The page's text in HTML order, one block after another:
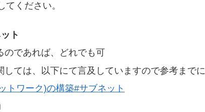
ください。
ト
のであれば、どれでも可
ては、以下にて言及していますので参考までに
トワーク)の構築#サブネット